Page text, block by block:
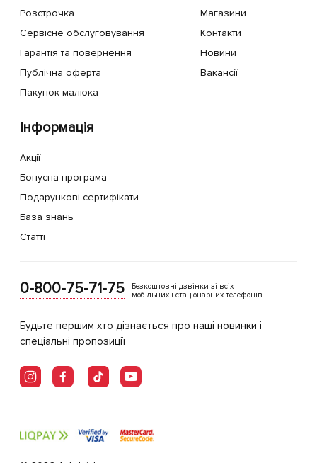
Розстрочка
Сервісне обслуговування
Гарантія та повернення
Публічна оферта
Пакунок малюка
Магазини
Контакти
Новини
Вакансії
Інформація
Акції
Бонусна програма
Подарункові сертифікати
База знань
Статті
0-800-75-71-75
Безкоштовні дзвінки зі всіх
мобільних і стаціонарних телефонів
Будьте першим хто дізнається про наші новинки і
спеціальні пропозиції